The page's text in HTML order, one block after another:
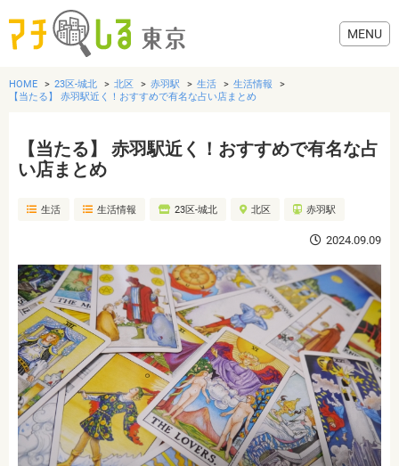
グルメ
美容・健康
歯医者・病院
おでかけ
生活
HOME 23区-城北 北区 赤羽駅 生活
生活情報
【当たる】 赤羽駅近く！おすすめで有名な占い店まとめ
【当たる】 赤羽駅近く！おすすめで有名な占
い店まとめ
生活 生活情報 23区-城北 北区 赤羽駅
2024.09.09